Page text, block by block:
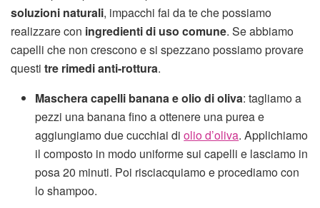
soluzioni naturali, impacchi fai da te che possiamo
realizzare con ingredienti di uso comune. Se abbiamo
capelli che non crescono e si spezzano possiamo provare
questi tre rimedi anti-rottura.
Maschera capelli banana e olio di oliva: tagliamo a
pezzi una banana fino a ottenere una purea e
aggiungiamo due cucchiai diolio d’oliva. Applichiamo
il composto in modo uniforme sui capelli e lasciamo in
posa 20 minuti. Poi risciacquiamo e procediamo con
lo shampoo.